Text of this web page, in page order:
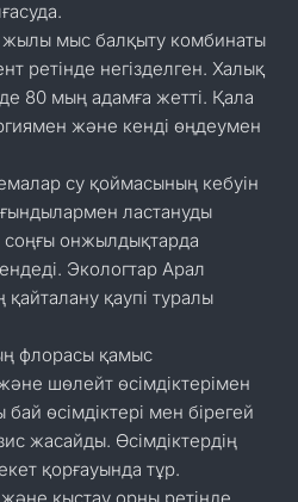
жылы мыс балқыту комбинаты
ретінде негізделген. Халық
80 мың адамға жетті. Қала
және кенді өңдеумен
су қоймасының кебуін
ластануды
соңғы онжылдықтарда
Экологтар Арал
қайталану қаупі туралы
флорасы қамыс
шөлейт өсімдіктерімен
өсімдіктері мен бірегей
жасайды. Өсімдіктердің
қорғауында тұр.